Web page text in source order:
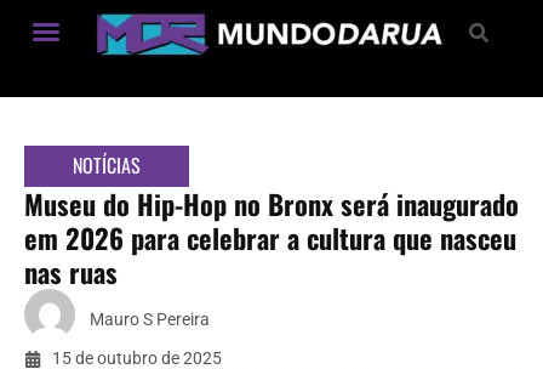
NOTÍCIAS
Museu do Hip-Hop no Bronx será inaugurado
em 2026 para celebrar a cultura que nasceu
nas ruas
Mauro S Pereira
15 de outubro de 2025